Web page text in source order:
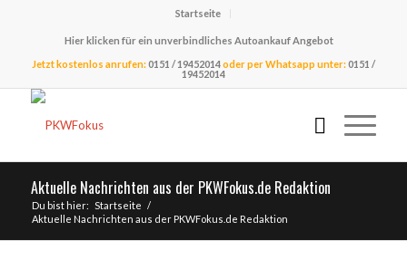
Startseite
Hier klicken für ein unverbindliches Autoankauf Angebot
Jetzt kostenlos anrufen:0151 / 19452014oder per Whatsapp unter:0151 /
19452014
Aktuelle Nachrichten aus der PKWFokus.de Redaktion
Du bist hier: Startseite /
Aktuelle Nachrichten aus der PKWFokus.de Redaktion